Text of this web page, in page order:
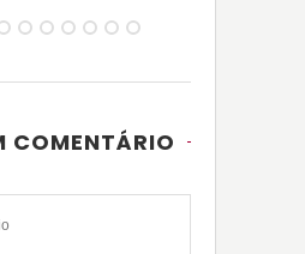
COMENTÁRIO